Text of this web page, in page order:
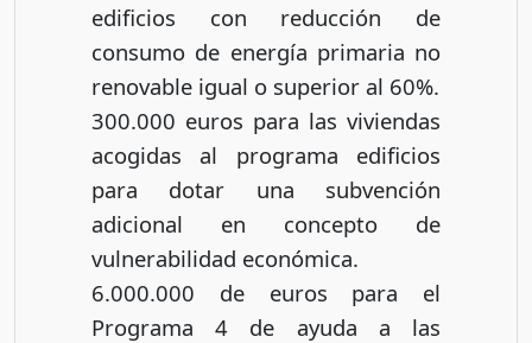
edificios con reducción de
consumo de energía primaria no
renovable igual o superior al 60%.
300.000 euros para las viviendas
acogidas al programa edificios
para dotar una subvención
adicional en concepto de
vulnerabilidad económica.
6.000.000 de euros para el
Programa 4 de ayuda a las